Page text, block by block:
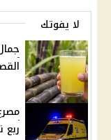
لا يفوتك
ربع